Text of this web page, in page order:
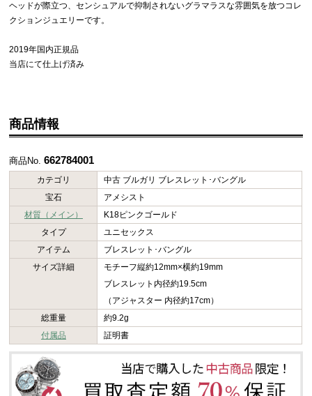
ヘッドが際立つ、センシュアルで抑制されないグラマラスな雰囲気を放つコレ
クションジュエリーです。
2019年国内正規品
当店にて仕上げ済み
商品情報
商品No.662784001
カテゴリ
中古 ブルガリ ブレスレット･バングル
宝石
アメシスト
材質（メイン）
K18ピンクゴールド
タイプ
ユニセックス
アイテム
ブレスレット･バングル
サイズ詳細
モチーフ縦約12mm×横約19mm
ブレスレット内径約19.5cm
（アジャスター 内径約17cm）
総重量
約9.2g
付属品
証明書